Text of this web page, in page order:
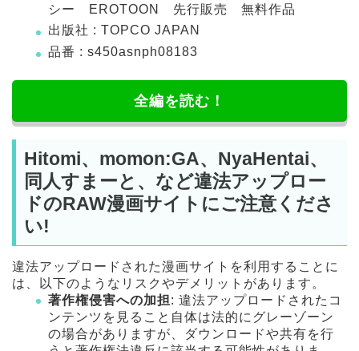
シー EROTOON 先行販売 無料作品
出版社 : TOPCO JAPAN
品番 : s450asnph08183
全編を読む！
Hitomi、momon:GA、NyaHentai、
同人すまーと、など違法アップロー
ドのRAW漫画サイトにご注意くださ
い!
違法アップロードされた漫画サイトを利用することに
は、以下のようなリスクやデメリットがあります。
著作権侵害への加担: 違法アップロードされたコ
ンテンツを見ること自体は法的にグレーゾーン
の場合がありますが、ダウンロードや共有を行